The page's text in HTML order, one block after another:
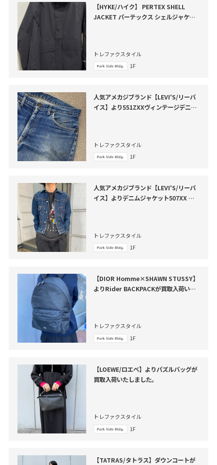
【HYKE/ハイク】 PERTEX SHELL
JACKET パーテックス シェルジャケッ
トレファクスタイル
1F
人気アメカジブランド【LEVI'S/リーバ
イス】より551ZXXヴィンテージデニム
トレファクスタイル
1F
人気アメカジブランド【LEVI'S/リーバ
イス】よりデニムジャケット507XX が
トレファクスタイル
1F
【DIOR Homme×SHAWN STUSSY】
よりRider BACKPACKが買取入荷いた
トレファクスタイル
1F
【LOEWE/ロエベ】よりパズルバッグが
買取入荷いたしました。
トレファクスタイル
1F
【TATRAS/タトラス】ダウンコートが